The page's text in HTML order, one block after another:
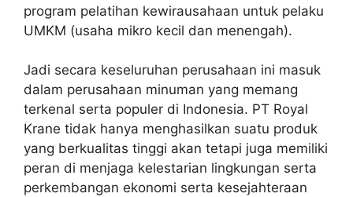
program pelatihan kewirausahaan untuk pelaku
UMKM (usaha mikro kecil dan menengah).
Jadi secara keseluruhan perusahaan ini masuk
dalam perusahaan minuman yang memang
terkenal serta populer di Indonesia. PT Royal
Krane tidak hanya menghasilkan suatu produk
yang berkualitas tinggi akan tetapi juga memiliki
peran di menjaga kelestarian lingkungan serta
perkembangan ekonomi serta kesejahteraan